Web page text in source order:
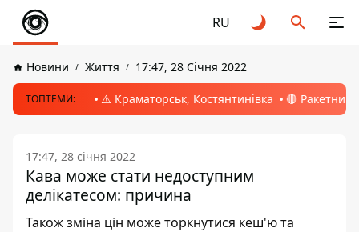
RU
Новини Життя 17:47, 28 Січня 2022
ТОПТЕМИ: ⚠️ Краматорськ, Костянтинівка 🔴 Ракетний
17:47, 28 січня 2022
Кава може стати недоступним
делікатесом: причина
Також зміна цін може торкнутися кеш'ю та